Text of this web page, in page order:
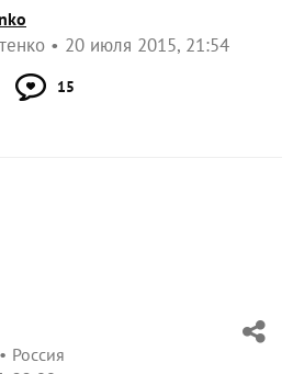
20 июля 2015, 21:54
15
Россия